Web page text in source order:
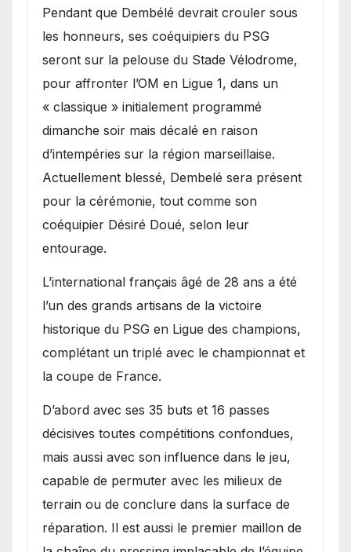
Pendant que Dembélé devrait crouler sous
les honneurs, ses coéquipiers du PSG
seront sur la pelouse du Stade Vélodrome,
pour affronter l’OM en Ligue 1, dans un
« classique » initialement programmé
dimanche soir mais décalé en raison
d’intempéries sur la région marseillaise.
Actuellement blessé, Dembelé sera présent
pour la cérémonie, tout comme son
coéquipier Désiré Doué, selon leur
entourage.
L’international français âgé de 28 ans a été
l’un des grands artisans de la victoire
historique du PSG en Ligue des champions,
complétant un triplé avec le championnat et
la coupe de France.
D’abord avec ses 35 buts et 16 passes
décisives toutes compétitions confondues,
mais aussi avec son influence dans le jeu,
capable de permuter avec les milieux de
terrain ou de conclure dans la surface de
réparation. Il est aussi le premier maillon de